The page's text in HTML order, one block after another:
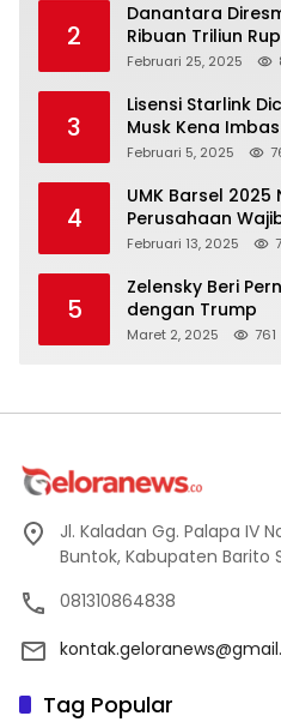
2
Danantara
Ribuan Triliun
Februari 25, 2025
3
Lisensi Starlink
Musk Kena
Februari 5, 2025
4
UMK Barsel 2025
Perusahaan
Februari 13, 2025
5
Zelensky Beri
dengan Trump
Maret 2, 2025 761
Jl. Kaladan Gg. Palapa IV
Buntok, Kabupaten Barito
081310864838
Tag Popular